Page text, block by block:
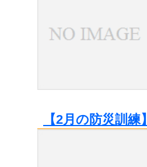
【2月の防災訓練】